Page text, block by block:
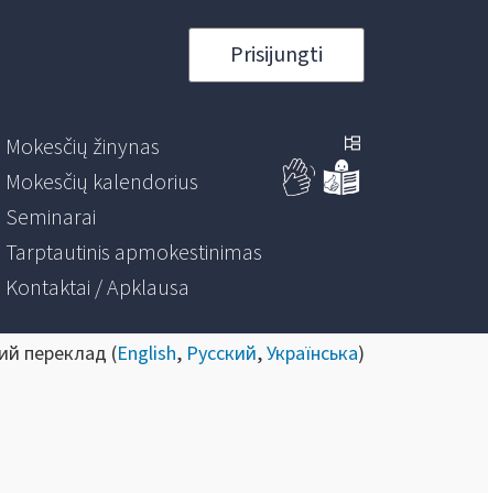
Prisijungti
Mokesčių žinynas
Mokesčių kalendorius
Seminarai
Tarptautinis apmokestinimas
Kontaktai / Apklausa
переклад (English, Русский,Українська)